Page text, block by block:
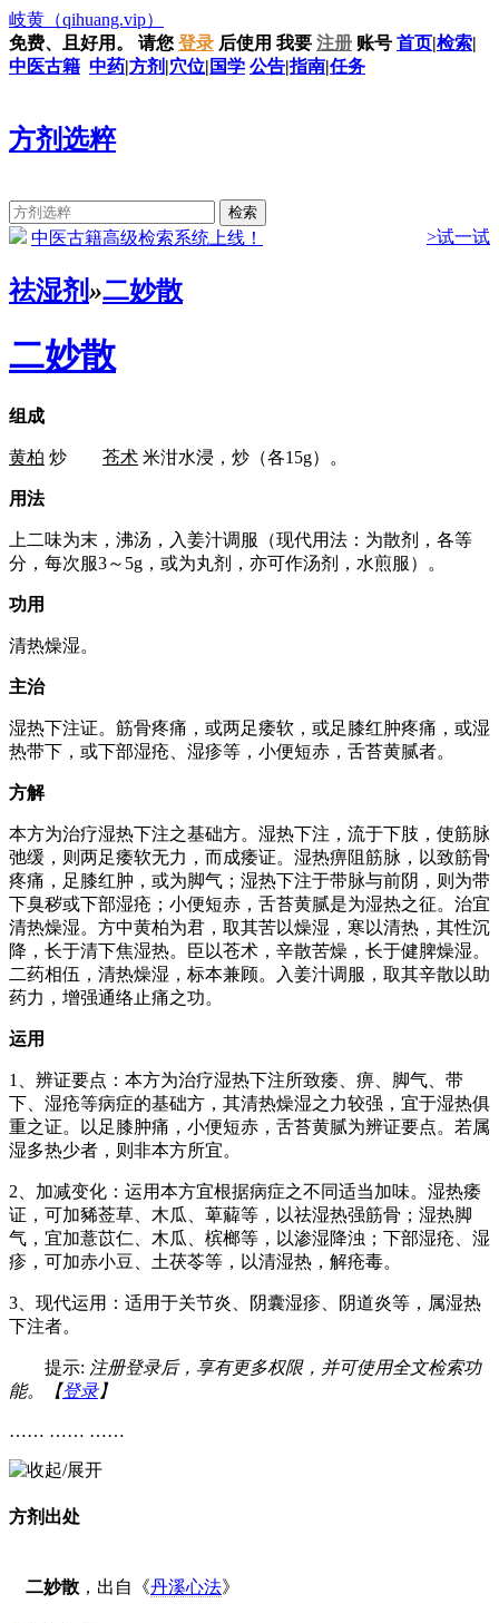
岐黄 （qihuang.vip）
免费、且好用。
请您 登录 后使用 我要 注册 账号 首页|检索|
中医古籍 中药|方剂 |穴位| 国学 公告|指南|任务
方剂选粹
中医古籍高级检索系统上线！ >试一试
祛湿剂»二妙散
二妙散
组成
黄柏 炒 苍术 米泔水浸，炒（各15g）。
用法
上二味为末，沸汤，入姜汁调服（现代用法：为散剂，各等
分，每次服3～5g，或为丸剂，亦可作汤剂，水煎服）。
功用
清热燥湿。
主治
湿热下注证。筋骨疼痛，或两足痿软，或足膝红肿疼痛，或湿
热带下，或下部湿疮、湿疹等，小便短赤，舌苔黄腻者。
方解
本方为治疗湿热下注之基础方。湿热下注，流于下肢，使筋脉
弛缓，则两足痿软无力，而成痿证。湿热痹阻筋脉，以致筋骨
疼痛，足膝红肿，或为脚气；湿热下注于带脉与前阴，则为带
下臭秽或下部湿疮；小便短赤，舌苔黄腻是为湿热之征。治宜
清热燥湿。方中黄柏为君，取其苦以燥湿，寒以清热，其性沉
降，长于清下焦湿热。臣以苍术，辛散苦燥，长于健脾燥湿。
二药相伍，清热燥湿，标本兼顾。入姜汁调服，取其辛散以助
药力，增强通络止痛之功。
运用
1、辨证要点：本方为治疗湿热下注所致痿、痹、脚气、带
下、湿疮等病症的基础方，其清热燥湿之力较强，宜于湿热俱
重之证。以足膝肿痛，小便短赤，舌苔黄腻为辨证要点。若属
湿多热少者，则非本方所宜。
2、加减变化：运用本方宜根据病症之不同适当加味。湿热痿
证，可加豨莶草、木瓜、萆薢等，以祛湿热强筋骨；湿热脚
气，宜加薏苡仁、木瓜、槟榔等，以渗湿降浊；下部湿疮、湿
疹，可加赤小豆、土茯苓等，以清湿热，解疮毒。
3、现代运用：适用于关节炎、阴囊湿疹、阴道炎等，属湿热
下注者。
提示: 注册登录后，享有更多权限，并可使用全文检索功
能。【登录】
…… …… ……
方剂出处
二妙散 ，出自《丹溪心法》